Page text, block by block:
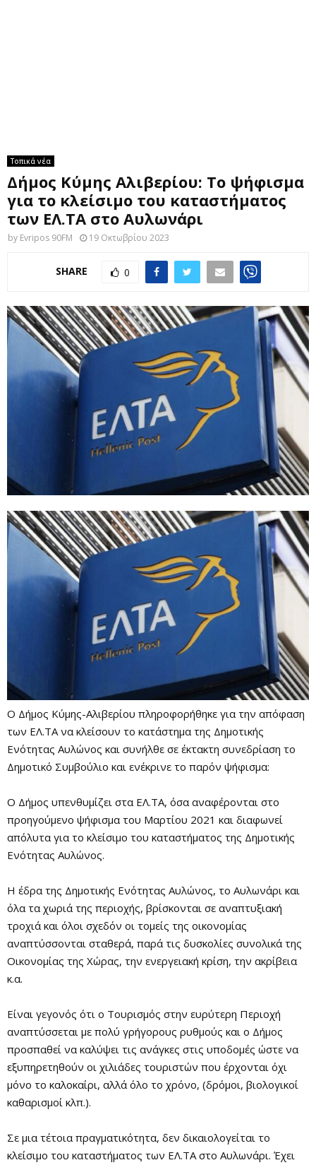
Τοπικά νέα
Δήμος Κύμης Αλιβερίου: Το ψήφισμα
για το κλείσιμο του καταστήματος
των ΕΛ.ΤΑ στο Αυλωνάρι
by Evripos 90FM 19 Οκτωβρίου 2023
SHARE 0
Ο Δήμος Κύμης-Αλιβερίου πληροφορήθηκε για την απόφαση
των ΕΛ.ΤΑ να κλείσουν το κατάστημα της Δημοτικής
Ενότητας Αυλώνος και συνήλθε σε έκτακτη συνεδρίαση το
Δημοτικό Συμβούλιο και ενέκρινε το παρόν ψήφισμα:
Ο Δήμος υπενθυμίζει στα ΕΛ.ΤΑ, όσα αναφέρονται στο
προηγούμενο ψήφισμα του Μαρτίου 2021 και διαφωνεί
απόλυτα για το κλείσιμο του καταστήματος της Δημοτικής
Ενότητας Αυλώνος.
Η έδρα της Δημοτικής Ενότητας Αυλώνος, το Αυλωνάρι και
όλα τα χωριά της περιοχής, βρίσκονται σε αναπτυξιακή
τροχιά και όλοι σχεδόν οι τομείς της οικονομίας
αναπτύσσονται σταθερά, παρά τις δυσκολίες συνολικά της
Οικονομίας της Χώρας, την ενεργειακή κρίση, την ακρίβεια
κ.α.
Είναι γεγονός ότι ο Τουρισμός στην ευρύτερη Περιοχή
αναπτύσσεται με πολύ γρήγορους ρυθμούς και ο Δήμος
προσπαθεί να καλύψει τις ανάγκες στις υποδομές ώστε να
εξυπηρετηθούν οι χιλιάδες τουριστών που έρχονται όχι
μόνο το καλοκαίρι, αλλά όλο το χρόνο, (δρόμοι, βιολογικοί
καθαρισμοί κλπ.).
Σε μια τέτοια πραγματικότητα, δεν δικαιολογείται το
κλείσιμο του καταστήματος των ΕΛ.ΤΑ στο Αυλωνάρι. Έχει